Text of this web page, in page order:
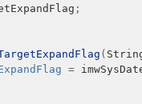
;
(
=